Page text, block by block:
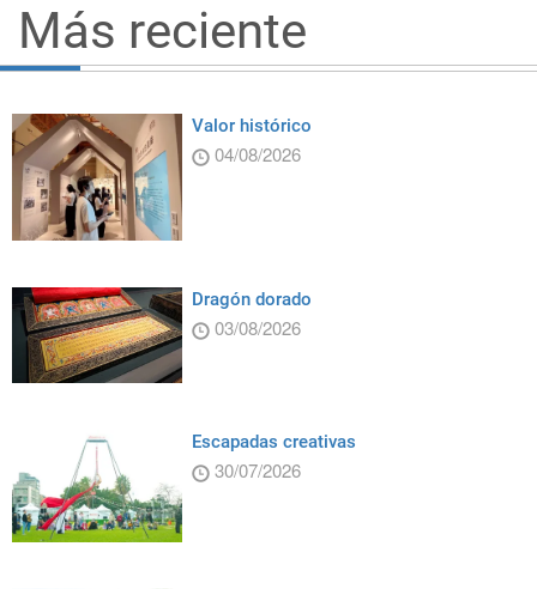
Más reciente
Valor histórico
04/08/2026
Dragón dorado
03/08/2026
Escapadas creativas
30/07/2026